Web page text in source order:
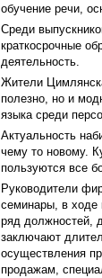
обучение речи,
Среди
краткосрочные
деятельность.
Жители
полезно, но и
языка среди
Актуальность
чему то новому.
пользуются все
Руководители
семинары, в ходе
ряд должностей,
заключают
осуществления
продажам,